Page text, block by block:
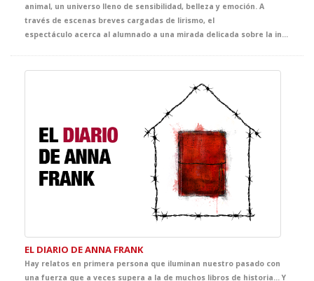
animal, un universo lleno de sensibilidad, belleza y emoción. A
través de escenas breves cargadas de lirismo, el
espectáculo acerca al alumnado a una mirada delicada sobre la infancia, la naturaleza, la amistad y la vida cotidiana, convirtiendo el escenario en un espacio de asombro, ternura y descubrimiento.
EL DIARIO DE ANNA FRANK
Hay relatos en primera persona que iluminan nuestro pasado con
una fuerza que a veces supera a la de muchos libros de historia… Y